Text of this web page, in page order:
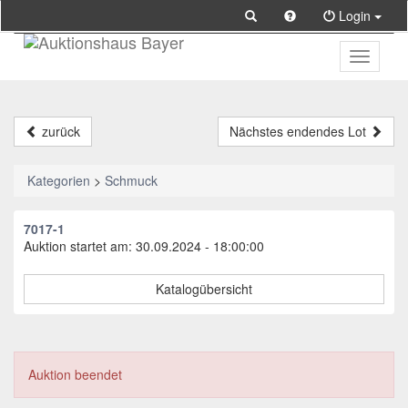
Login
Toggle
primary
zurück Nächstes endendes Lot
Kategorien > Schmuck
7017-1
Auktion startet am: 30.09.2024 - 18:00:00
Katalogübersicht
Auktion beendet